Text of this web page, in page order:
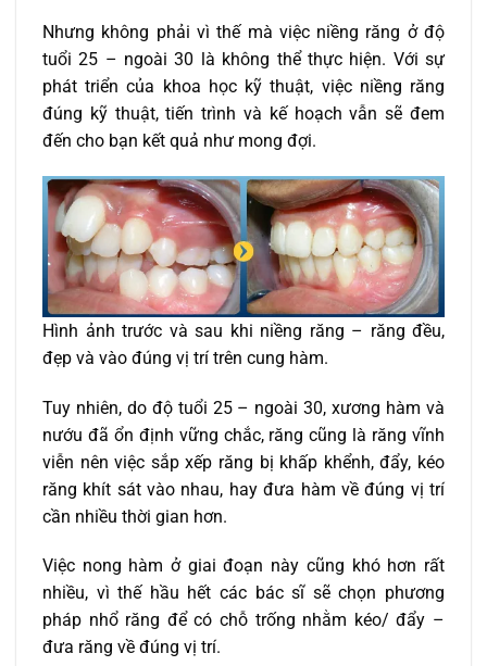
Nhưng không phải vì thế mà việc niềng răng ở độ
tuổi 25 – ngoài 30 là không thể thực hiện. Với sự
phát triển của khoa học kỹ thuật, việc niềng răng
đúng kỹ thuật, tiến trình và kế hoạch vẫn sẽ đem
đến cho bạn kết quả như mong đợi.
Hình ảnh trước và sau khi niềng răng – răng đều,
đẹp và vào đúng vị trí trên cung hàm.
Tuy nhiên, do độ tuổi 25 – ngoài 30, xương hàm và
nướu đã ổn định vững chắc, răng cũng là răng vĩnh
viễn nên việc sắp xếp răng bị khấp khểnh, đẩy, kéo
răng khít sát vào nhau, hay đưa hàm về đúng vị trí
cần nhiều thời gian hơn.
Việc nong hàm ở giai đoạn này cũng khó hơn rất
nhiều, vì thế hầu hết các bác sĩ sẽ chọn phương
pháp nhổ răng để có chỗ trống nhằm kéo/ đẩy –
đưa răng về đúng vị trí.